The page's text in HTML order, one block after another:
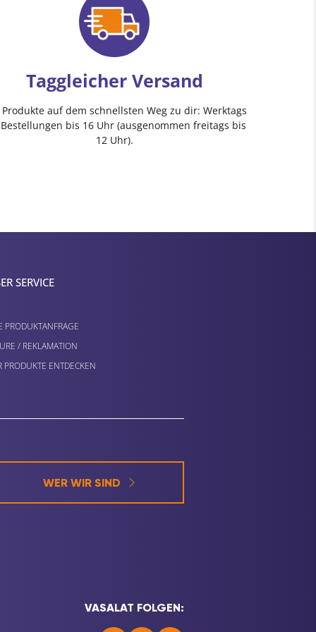
Taggleicher Versand
auf dem schnellsten Weg zu dir: Werktags
bis 16 Uhr (ausgenommen freitags bis
12 Uhr).
SERVICE
PRODUKTANFRAGE
/ REKLAMATION
PRODUKTE ENTDECKEN
WER WIR SIND
VASALAT FOLGEN: